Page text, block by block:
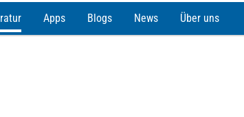
Apps Blogs News Über uns